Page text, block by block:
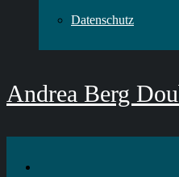
Datenschutz
Andrea Berg